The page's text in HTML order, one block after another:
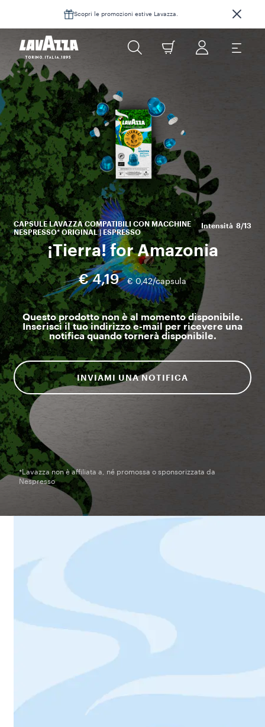
Scopri le promozioni estive Lavazza.
CAPSULE LAVAZZA COMPATIBILI CON MACCHINE
NESPRESSO* ORIGINAL | ESPRESSO
Intensità 8/13
¡Tierra! for Amazonia
€ 4,19 € 0,42/capsula
Questo prodotto non è al momento disponibile.
Inserisci il tuo indirizzo e-mail per ricevere una
notifica quando tornerà disponibile.
INVIAMI UNA NOTIFICA
*Lavazza non è affiliata a, né promossa o sponsorizzata da
Nespresso